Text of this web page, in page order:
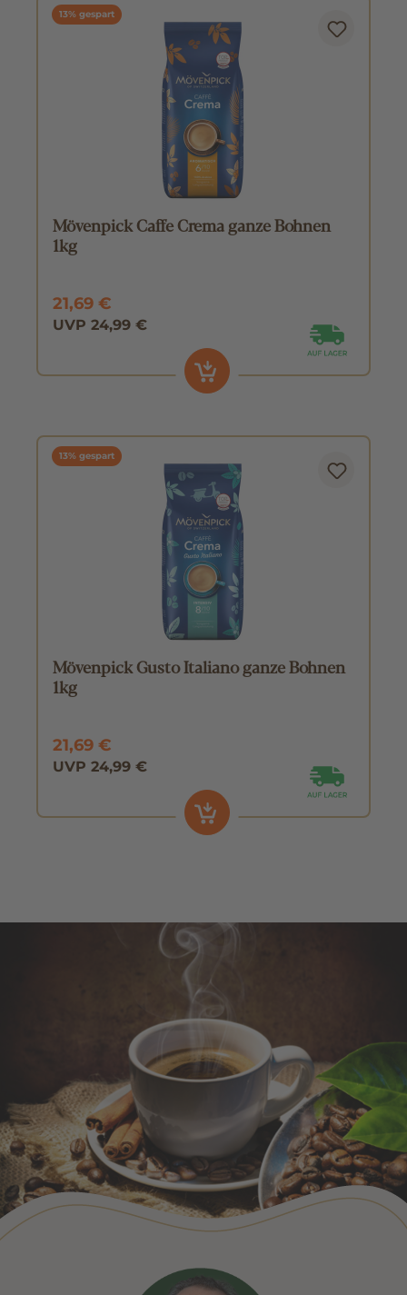
13% gespart
Mövenpick Caffe Crema ganze Bohnen
1kg
21,69 €
UVP 24,99 €
13% gespart
Mövenpick Gusto Italiano ganze Bohnen
1kg
21,69 €
UVP 24,99 €